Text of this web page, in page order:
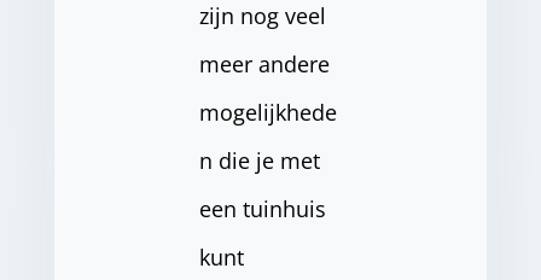
zijn nog veel
meer andere
mogelijkhede
n die je met
een tuinhuis
kunt